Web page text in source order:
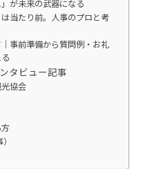
が未来の武器になる
当たり前。人事のプロと考
事前準備から質問例・お礼
タビュー記事
協会